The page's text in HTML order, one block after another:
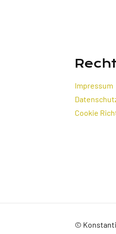
Impressum
Cookie
©